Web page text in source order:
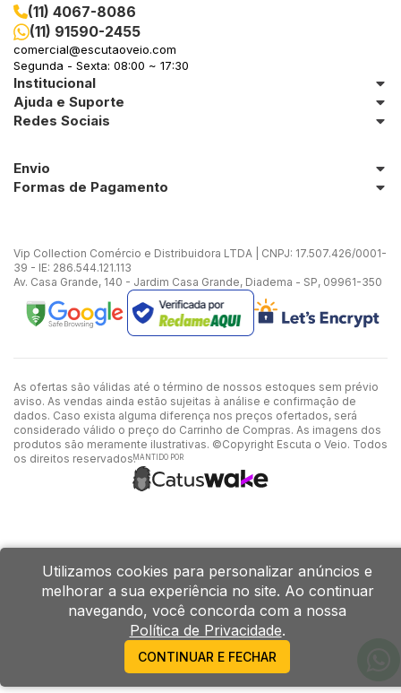
(11) 4067-8086
(11) 91590-2455
comercial@escutaoveio.com
Segunda - Sexta: 08:00 ~ 17:30
Institucional
Ajuda e Suporte
Redes Sociais
Envio
Formas de Pagamento
Vip Collection Comércio e Distribuidora LTDA | CNPJ: 17.507.426/0001-
39 - IE: 286.544.121.113
Av. Casa Grande, 140 - Jardim Casa Grande, Diadema - SP, 09961-350
As ofertas são válidas até o término de nossos estoques sem prévio
aviso. As vendas ainda estão sujeitas à análise e confirmação de
dados. Caso exista alguma diferença nos preços ofertados, será
considerado válido o preço do Carrinho de Compras. As imagens dos
produtos são meramente ilustrativas. ©Copyright Escuta o Veio. Todos
os direitos reservados.MANTIDO POR
Utilizamos cookies para personalizar anúncios e
melhorar a sua experiência no site. Ao continuar
navegando, você concorda com a nossa
Política de Privacidade.
CONTINUAR E FECHAR